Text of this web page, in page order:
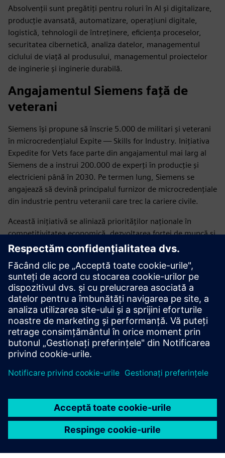
Absolvenții sunt pregătiți pentru roluri în AI și digitalizare,
producție avansată, automatizare, operațiuni digitale,
logistică, tehnologii de întreținere, eficiența proceselor,
securitatea cibernetică, analiza datelor, managementul
ciclului de viață al produsului, managementul proiectelor
de inginerie și inginerie durabilă.
Angajamentul Siemens față de
veterani
Siemens își propune să înscrie 5.000 de militari și veterani
în microcredențialul Expite — Skills for Industry. Inițiativa
Expedite for Vets face parte din angajamentul mai larg al
Siemens de a instrui 200.000 de experți în producție și
electricieni până în 2030. Pe termen lung, Siemens se
angajează să devină principalul furnizor de microcredențiale
din industrie pentru veteranii care trec la cariere civile.
Această inițiativă se aliniază priorităților naționale în
competitivitatea economică, dezvoltarea forței de muncă și
sprijinul pentru comunitatea militară.
Serviciul tău te-a pregătit pentru conducere. Lasă-ne să te
pregătim pentru următoarea ta misiune.
Aflați mai multe despre programul de microcredențiale
Expedite for Vets și înscrieți-vă astăzi →
Publicat: 2 iunie 2026